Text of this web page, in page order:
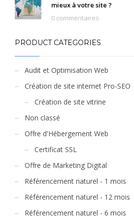
mieux à votre site ?
0 commentaires
PRODUCT CATEGORIES
Audit et Optimisation Web
Création de site internet Pro-SEO
Création de site vitrine
Non classé
Offre d'Hébergement Web
Certificat SSL
Offre de Marketing Digital
Référencement naturel - 1 mois
Référencement naturel - 12 mois
Référencement naturel - 6 mois